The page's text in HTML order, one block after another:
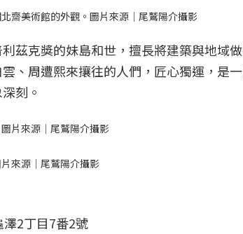
齋美術館的外觀。圖片來源｜尾鷲陽介攝影
茲克獎的妹島和世，擅長將建築與地域
、周遭熙來攘往的人們，匠心獨運，是
刻。
片來源｜尾鷲陽介攝影
來源｜尾鷲陽介攝影
2丁目7番2號